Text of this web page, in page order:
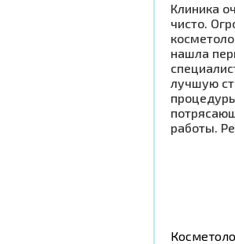
Клиника
чисто.
нашла
лучшую
работы.